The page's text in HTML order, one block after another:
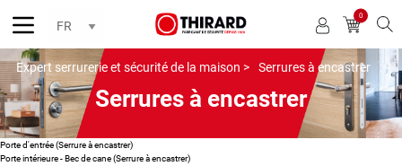
0
Expert serrurerie et sécurité de la maison > Serrures à encastrer
Serrures à encastrer
Porte d'entrée (Serrure à encastrer)
Porte intérieure - Bec de cane (Serrure à encastrer)